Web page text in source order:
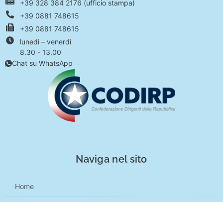
+39 328 384 2176 (ufficio stampa)
+39 0881 748615
+39 0881 748615
lunedì – venerdì
8.30 - 13.00
Chat su WhatsApp
Naviga nel sito
Home